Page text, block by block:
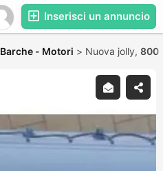
Inserisci un annuncio
Barche - Motori > Nuova jolly, 800